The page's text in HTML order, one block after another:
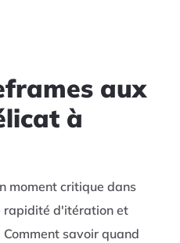
aux
à
moment critique dans
rapidité d'itération et
savoir quand